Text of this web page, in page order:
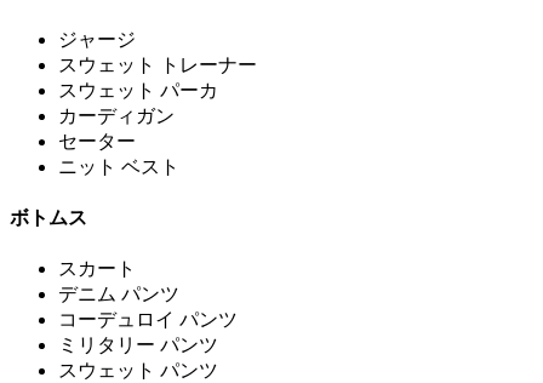
ジャージ
スウェット トレーナー
スウェット パーカ
カーディガン
セーター
ニット ベスト
ボトムス
スカート
デニム パンツ
コーデュロイ パンツ
ミリタリー パンツ
スウェット パンツ